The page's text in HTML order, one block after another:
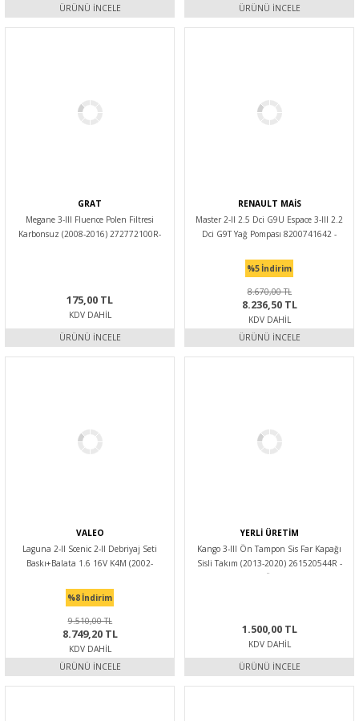
ÜRÜNÜ İNCELE
ÜRÜNÜ İNCELE
GRAT
Megane 3-III Fluence Polen Filtresi
Karbonsuz (2008-2016) 272772100R-
175,00 TL
KDV DAHIL
ÜRÜNÜ İNCELE
RENAULT MAİS
Master 2-II 2.5 Dci G9U Espace 3-III 2.2
Dci G9T Yağ Pompası 8200741642 -
%5 İndirim
8.670,00 TL
8.236,50 TL
KDV DAHIL
ÜRÜNÜ İNCELE
VALEO
Laguna 2-II Scenic 2-II Debriyaj Seti
Baskı+Balata 1.6 16V K4M (2002-
%8 İndirim
9.510,00 TL
8.749,20 TL
KDV DAHIL
ÜRÜNÜ İNCELE
YERLİ ÜRETİM
Kango 3-III Ön Tampon Sis Far Kapağı
Sisli Takım (2013-2020) 261520544R -
1.500,00 TL
KDV DAHIL
ÜRÜNÜ İNCELE